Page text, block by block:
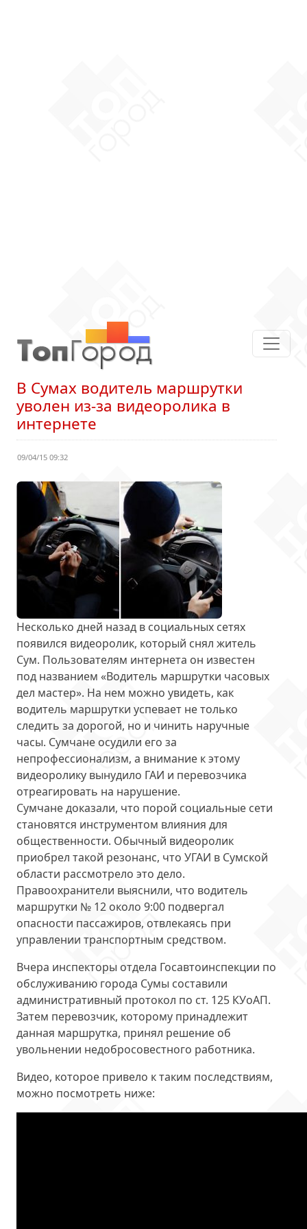
В Сумах водитель маршрутки
уволен из-за видеоролика в
интернете
09/04/15 09:32
Несколько дней назад в социальных сетях
появился видеоролик, который снял житель
Сум. Пользователям интернета он известен
под названием «Водитель маршрутки часовых
дел мастер». На нем можно увидеть, как
водитель маршрутки успевает не только
следить за дорогой, но и чинить наручные
часы. Сумчане осудили его за
непрофессионализм, а внимание к этому
видеоролику вынудило ГАИ и перевозчика
отреагировать на нарушение.
Сумчане доказали, что порой социальные сети
становятся инструментом влияния для
общественности. Обычный видеоролик
приобрел такой резонанс, что УГАИ в Сумской
области рассмотрело это дело.
Правоохранители выяснили, что водитель
маршрутки № 12 около 9:00 подвергал
опасности пассажиров, отвлекаясь при
управлении транспортным средством.
Вчера инспекторы отдела Госавтоинспекции по
обслуживанию города Сумы составили
административный протокол по ст. 125 КУоАП.
Затем перевозчик, которому принадлежит
данная маршрутка, принял решение об
увольнении недобросовестного работника.
Видео, которое привело к таким последствиям,
можно посмотреть ниже: